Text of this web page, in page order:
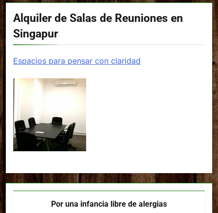
Alquiler de Salas de Reuniones en
Singapur
Espacios para pensar con claridad
Por una infancia libre de alergias